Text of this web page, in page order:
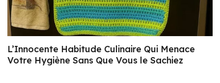
L’Innocente Habitude Culinaire Qui Menace
Votre Hygiène Sans Que Vous le Sachiez